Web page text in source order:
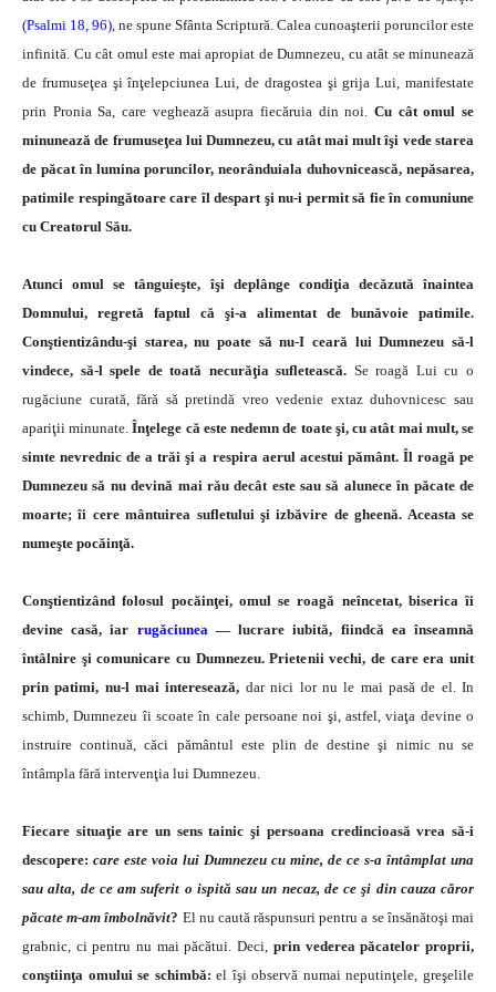
(Psalmi 18, 96), ne spune Sfânta Scriptură. Calea cunoaşterii poruncilor este
infinită. Cu cât omul este mai apropiat de Dumnezeu, cu atât se minunează
de frumuseţea şi înţelepciunea Lui, de dragostea şi grija Lui, manifestate
prin Pronia Sa, care veghează asupra fiecăruia din noi. Cu cât omul se
minunează de frumuseţea lui Dumnezeu, cu atât mai mult îşi vede starea
de păcat în lumina poruncilor, neorânduiala duhovnicească, nepăsarea,
patimile respingă­toare care îl despart şi nu-i permit să fie în comuniune
cu Creatorul Său.
Atunci omul se tânguieşte, îşi deplânge condiţia de­căzută înaintea
Domnului, regretă faptul că şi-a alimen­tat de bunăvoie patimile.
Conştientizându-şi starea, nu poate să nu-I ceară lui Dumnezeu să-l
vindece, să-l spele de toată necurăţia sufletească. Se roagă Lui cu o
rugăciu­ne curată, fără să pretindă vreo vedenie extaz duhovni­cesc sau
apariţii minunate.Înţelege că este nedemn de toate şi, cu atât mai mult, se
simte nevrednic de a trăi şi a respira aerul acestui pământ. Îl roagă pe
Dumnezeu să nu devină mai rău decât este sau să alunece în păcate de
moarte; îi cere mântuirea sufletului şi izbăvire de ghee­nă. Aceasta se
numeşte pocăinţă.
Conştientizând folosul pocăinţei, omul se roagă ne­încetat, biserica îi
devine casă, iar rugăciunea — lucrare iubită, fiindcă ea înseamnă
întâlnire şi comunicare cu Dumnezeu. Prietenii vechi, de care era unit
prin patimi, nu-l mai interesează, dar nici lor nu le mai pasă de el. In
schimb, Dumnezeu îi scoate în cale persoane noi şi, ast­fel, viaţa devine o
instruire continuă, căci pământul este plin de destine şi nimic nu se
întâmpla fără intervenţia lui Dumnezeu.
Fiecare situaţie are un sens tainic şi persoana credin­cioasă vrea să-i
descopere: care este voia lui Dumnezeu cu mine, de ce s-a întâmplat una
sau alta, de ce am su­ferit o ispită sau un necaz, de ce şi din cauza căror
pă­cate m-am îmbolnăvit? El nu caută răspunsuri pentru a se însănătoşi mai
grabnic, ci pentru nu mai păcătui. Deci, prin vederea păcatelor proprii,
conştiinţa omului se schimbă: el îşi observă numai neputinţele, greşelile